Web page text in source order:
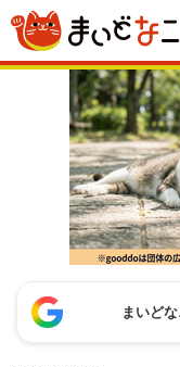
まいど